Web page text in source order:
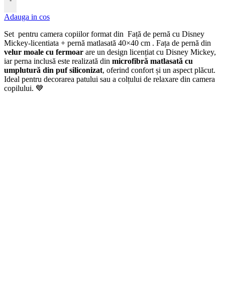
Adauga in cos
Set pentru camera copiilor format din Față de pernă cu Disney
Mickey-licentiata + pernă matlasată 40×40 cm . Fața de pernă din
velur moale cu fermoar are un design licențiat cu Disney Mickey,
iar perna inclusă este realizată din microfibră matlasată cu
umplutură din puf siliconizat, oferind confort și un aspect plăcut.
Ideal pentru decorarea patului sau a colțului de relaxare din camera
copilului. 💙